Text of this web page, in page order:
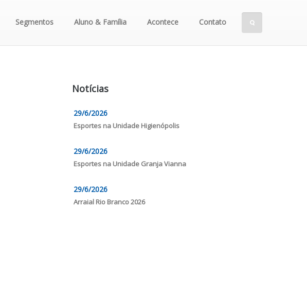
Segmentos Aluno & Família Acontece Contato
Notícias
29/6/2026
Esportes na Unidade Higienópolis
29/6/2026
Esportes na Unidade Granja Vianna
29/6/2026
Arraial Rio Branco 2026